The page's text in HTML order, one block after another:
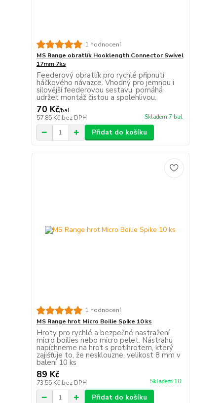
1 hodnocení
MS Range obratlík Hooklength Connector Swivel
17mm 7ks
Feederový obratlík pro rychlé připnutí
háčkového návazce. Vhodný pro jemnou i
silovější feederovou sestavu, pomáhá
udržet montáž čistou a spolehlivou.
70 Kč/bal
57,85 Kč bez DPH Skladem 7 bal
Přidat do košíku
1 hodnocení
MS Range hrot Micro Boilie Spike 10 ks
Hroty pro rychlé a bezpečné nastražení
micro boilies nebo micro pelet. Nástrahu
napíchneme na hrot s protihrotem, který
zajišťuje to, že nesklouzne. velikost 8 mm v
balení 10 ks
89 Kč
73,55 Kč bez DPH Skladem 10
Přidat do košíku